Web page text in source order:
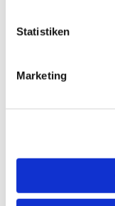
Statistiken
Marketing